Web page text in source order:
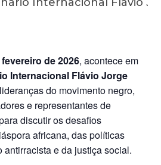
fevereiro de 2026, acontece em
Internacional Flávio Jorge
do movimento negro,
e representantes de
discutir os desafios
africana, das políticas
e da justiça social.